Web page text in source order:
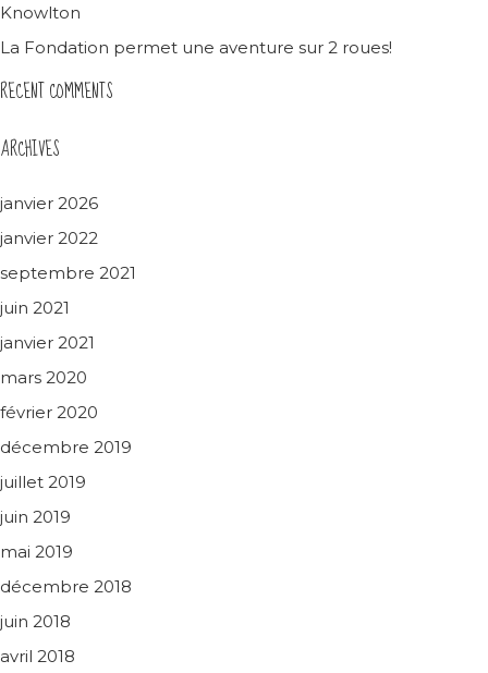
Knowlton
La Fondation permet une aventure sur 2 roues!
RECENT COMMENTS
ARCHIVES
janvier 2026
janvier 2022
septembre 2021
juin 2021
janvier 2021
mars 2020
février 2020
décembre 2019
juillet 2019
juin 2019
mai 2019
décembre 2018
juin 2018
avril 2018